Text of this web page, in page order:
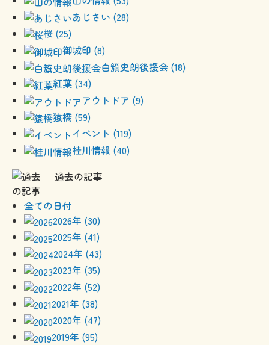
あじさい (28)
桜 (25)
御城印 (8)
白籏史朗後援会 (18)
紅葉 (34)
アウトドア (9)
猿橋 (59)
イベント (119)
桂川情報 (40)
過去の記事
全ての日付
2026年 (30)
2025年 (41)
2024年 (43)
2023年 (35)
2022年 (52)
2021年 (38)
2020年 (47)
2019年 (95)